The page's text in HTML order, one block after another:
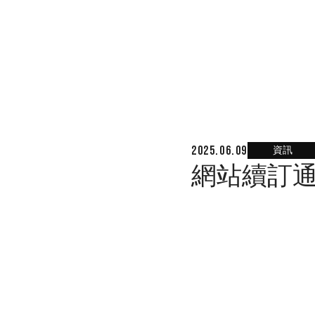
2025.06.09 資訊
網站續訂